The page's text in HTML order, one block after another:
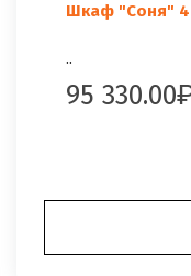
Шкаф "Соня"
..
95 330.00